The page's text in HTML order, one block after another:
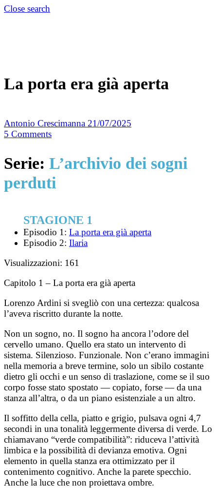
Close search
La porta era già aperta
Antonio Crescimanna 21/07/2025
5 Comments
Serie: L’archivio dei sogni
perduti
STAGIONE 1
Episodio 1: La porta era già aperta
Episodio 2: Ilaria
Visualizzazioni: 161
Capitolo 1 – La porta era già aperta
Lorenzo Ardini si svegliò con una certezza: qualcosa
l’aveva riscritto durante la notte.
Non un sogno, no. Il sogno ha ancora l’odore del
cervello umano. Quello era stato un intervento di
sistema. Silenzioso. Funzionale. Non c’erano immagini
nella memoria a breve termine, solo un sibilo costante
dietro gli occhi e un senso di traslazione, come se il suo
corpo fosse stato spostato — copiato, forse — da una
stanza all’altra, o da un piano esistenziale a un altro.
Il soffitto della cella, piatto e grigio, pulsava ogni 4,7
secondi in una tonalità leggermente diversa di verde. Lo
chiamavano “verde compatibilità”: riduceva l’attività
limbica e la possibilità di devianza emotiva. Ogni
elemento in quella stanza era ottimizzato per il
contenimento cognitivo. Anche la parete specchio.
Anche la luce che non proiettava ombre.